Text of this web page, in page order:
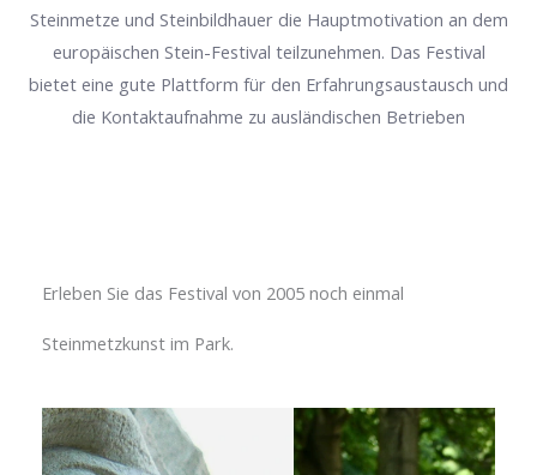
Steinmetze und Steinbildhauer die Hauptmotivation an dem
europäischen Stein-Festival teilzunehmen. Das Festival
bietet eine gute Plattform für den Erfahrungsaustausch und
die Kontaktaufnahme zu ausländischen Betrieben
Erleben Sie das Festival von 2005 noch einmal
Steinmetzkunst im Park.